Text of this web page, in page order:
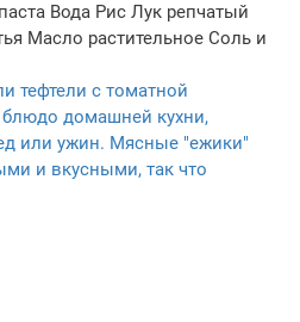
Вода Рис Лук репчатый
Масло растительное Соль и
тефтели с томатной
домашней кухни,
или ужин. Мясные "ежики"
и вкусными, так что